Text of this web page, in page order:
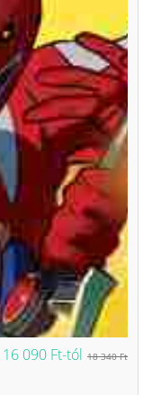
16 090 Ft-tól 18 340 Ft